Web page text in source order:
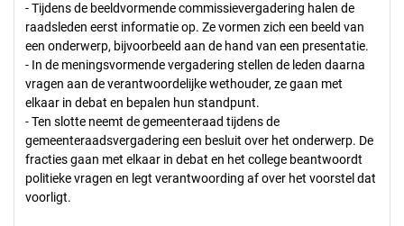
- Tijdens de beeldvormende commissievergadering halen de
raadsleden eerst informatie op. Ze vormen zich een beeld van
een onderwerp, bijvoorbeeld aan de hand van een presentatie.
- In de meningsvormende vergadering stellen de leden daarna
vragen aan de verantwoordelijke wethouder, ze gaan met
elkaar in debat en bepalen hun standpunt.
- Ten slotte neemt de gemeenteraad tijdens de
gemeenteraadsvergadering een besluit over het onderwerp. De
fracties gaan met elkaar in debat en het college beantwoordt
politieke vragen en legt verantwoording af over het voorstel dat
voorligt.